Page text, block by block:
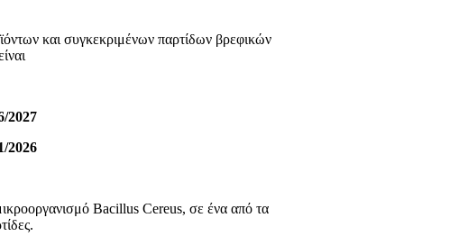
και συγκεκριμένων παρτίδων βρεφικών
2027
2026
Bacillus Cereus, σε ένα από τα